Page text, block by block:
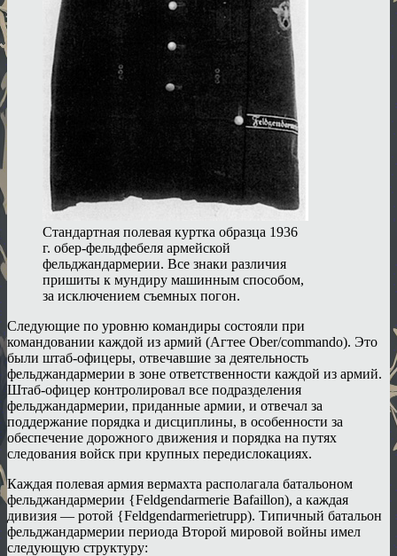
Стандартная полевая куртка образца 1936
г. обер-фельдфебеля армейской
фельджандармерии. Все знаки различия
пришиты к мундиру машинным способом,
за исключением съемных погон.
Следующие по уровню командиры состояли при
командовании каждой из армий (Агтее Ober/commando). Это
были штаб-офицеры, отвечавшие за деятельность
фельджандармерии в зоне ответственности каждой из армий.
Штаб-офицер контролировал все подразделения
фельджандармерии, приданные армии, и отвечал за
поддержание порядка и дисциплины, в особенности за
обеспечение дорожного движения и порядка на путях
следования войск при крупных передислокациях.
Каждая полевая армия вермахта располагала батальоном
фельджандармерии {Feldgendarmerie Bafaillon), а каждая
дивизия — ротой {Feldgendarmerietrupp). Типичный батальон
фельджандармерии периода Второй мировой войны имел
следующую структуру: